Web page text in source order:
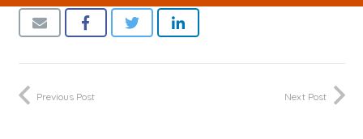
Previous Post Next Post